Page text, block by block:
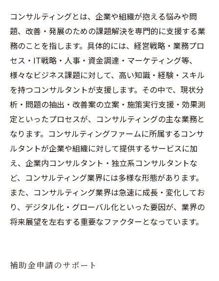
コンサルティングとは、企業や組織が抱える悩みや問
題、改善・発展のための課題解決を専門的に支援する業
務のことを指します。具体的には、経営戦略・業務プロ
セス・IT戦略・人事・資金調達・マーケティング等、
様々なビジネス課題に対して、高い知識・経験・スキル
を持つコンサルタントが支援します。その中で、現状分
析・問題の抽出・改善案の立案・施策実行支援・効果測
定といったプロセスが、コンサルティングの主な業務と
なります。コンサルティングファームに所属するコンサ
ルタントが企業や組織に対して提供するサービスに加
え、企業内コンサルタント・独立系コンサルタントな
ど、コンサルティング業界には多様な形態があります。
また、コンサルティング業界は急速に成長・変化してお
り、デジタル化・グローバル化といった要因が、業界の
将来展望を左右する重要なファクターとなっています。
補助金申請のサポート